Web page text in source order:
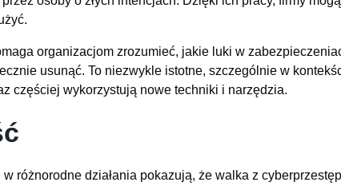
organizacjom zrozumieć, jakie luki w
usunąć. To niezwykle istotne, szczególnie w
częściej wykorzystują nowe techniki i narzędzia.
różnorodne działania pokazują, że walka z